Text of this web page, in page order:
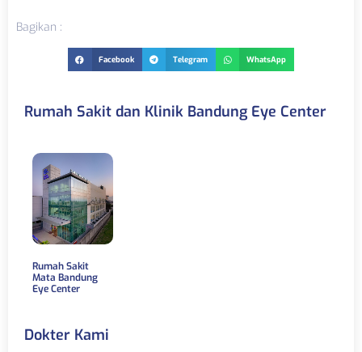
Bagikan :
Facebook Telegram WhatsApp
Rumah Sakit dan Klinik Bandung Eye Center
Rumah Sakit
Mata Bandung
Eye Center
Dokter Kami